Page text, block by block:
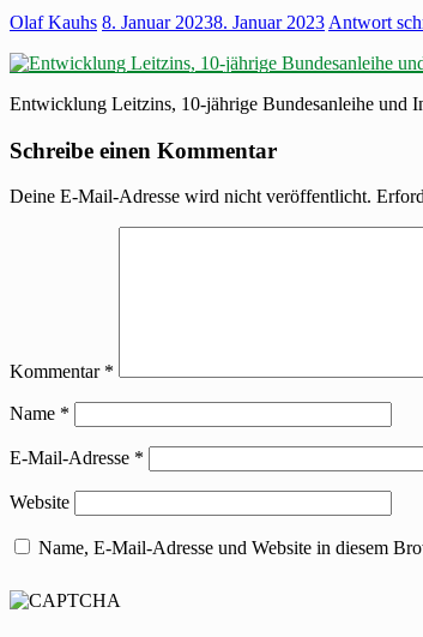
Olaf Kauhs 8. Januar 20238. Januar 2023 Antwort
Entwicklung Leitzins, 10-jährige Bundesanleihe und
Schreibe einen Kommentar
Deine E-Mail-Adresse wird nicht veröffentlicht.
Kommentar *
Name *
E-Mail-Adresse *
Website
Name, E-Mail-Adresse und Website in diesem